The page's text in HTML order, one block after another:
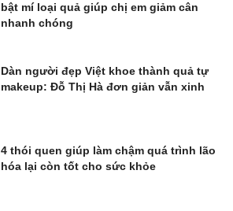
bật mí loại quả giúp chị em giảm cân
nhanh chóng
Dàn người đẹp Việt khoe thành quả tự
makeup: Đỗ Thị Hà đơn giản vẫn xinh
4 thói quen giúp làm chậm quá trình lão
hóa lại còn tốt cho sức khỏe